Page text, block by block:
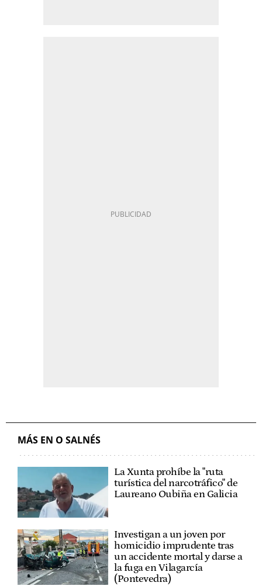
MÁS EN O SALNÉS
La Xunta prohíbe la "ruta
turística del narcotráfico" de
Laureano Oubiña en Galicia
Investigan a un joven por
homicidio imprudente tras
un accidente mortal y darse a
la fuga en Vilagarcía
(Pontevedra)